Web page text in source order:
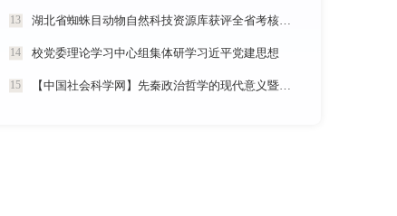
13 湖北省蜘蛛目动物自然科技资源库获评全省考核优秀
14 校党委理论学习中心组集体研学习近平党建思想
15 【中国社会科学网】先秦政治哲学的现代意义暨《中国政治哲学通史·春秋战国卷（儒墨家）》学术研讨会举行